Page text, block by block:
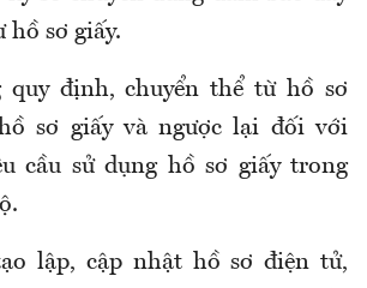
hồ sơ giấy.
quy định, chuyển thể từ hồ sơ
sơ giấy và ngược lại đối với
cầu sử dụng hồ sơ giấy trong
lập, cập nhật hồ sơ điện tử,